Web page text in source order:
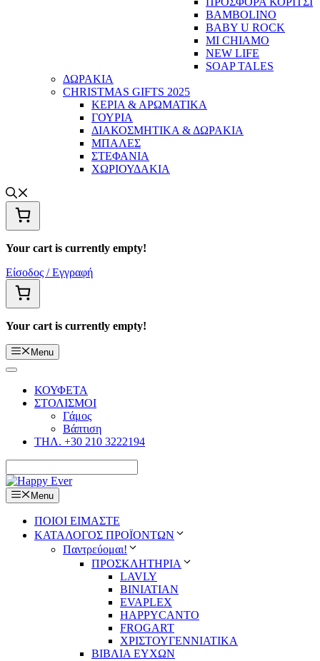
BAMBOLINO
BABY U ROCK
MI CHIAMO
NEW LIFE
SOAP TALES
ΔΩΡΑΚΙΑ
CHRISTMAS GIFTS 2025
ΚΕΡΙΑ & ΑΡΩΜΑΤΙΚΑ
ΓΟΥΡΙΑ
ΔΙΑΚΟΣΜΗΤΙΚΑ & ΔΩΡΑΚΙΑ
ΜΠΑΛΕΣ
ΣΤΕΦΑΝΙΑ
ΧΩΡΙΟΥΔΑΚΙΑ
Your cart is currently empty!
Είσοδος / Εγγραφή
Your cart is currently empty!
Menu
ΚΟΥΦΕΤΑ
ΣΤΟΛΙΣΜΟΙ
Γάμος
Βάπτιση
ΤΗΛ. +30 210 3222194
Menu
ΠΟΙΟΙ ΕΙΜΑΣΤΕ
ΚΑΤΑΛΟΓΟΣ ΠΡΟΪΟΝΤΩΝ
Παντρεύομαι!
ΠΡΟΣΚΛΗΤΗΡΙΑ
LAVLY
BINIATIAN
EVAPLEX
HAPPYCANTO
FROGART
ΧΡΙΣΤΟΥΓΕΝΝΙΑΤΙΚΑ
ΒΙΒΛΙΑ ΕΥΧΩΝ